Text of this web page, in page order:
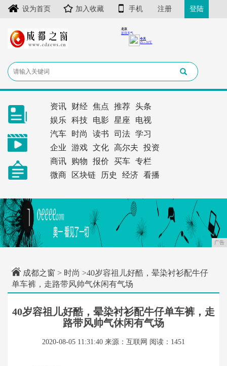
设为首页 加入收藏 手机 注册 登陆
资讯 财经 焦点 推荐
头条
娱乐
科技 电影 星座
电视
汽车
时尚 读书 司法
学习
企业
游戏 文化 高尔夫
投资
商讯
购物 报价 买车
专栏
微商
区块链 历史 经济 看播
广告
成都之窗 > 时尚 >40岁容祖儿好酷，晕染衬衫配牛仔
单车裤，走路带风帅气休闲有气场
40岁容祖儿好酷，晕染衬衫配牛仔单车裤，走
路带风帅气休闲有气场
2020-08-05 11:31:40 来源：互联网 阅读：1451